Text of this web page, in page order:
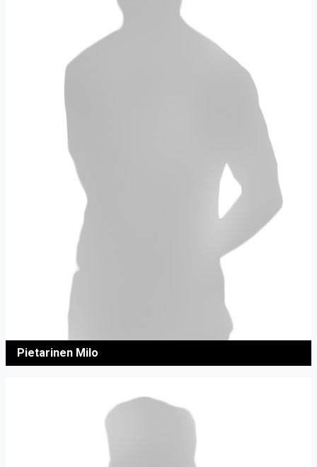
Pietarinen Milo